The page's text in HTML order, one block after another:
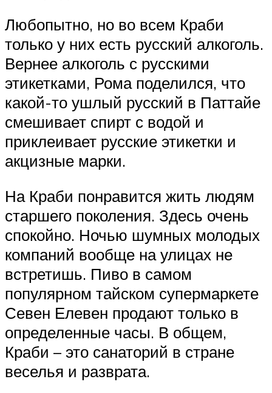
Любопытно, но во всем Краби
только у них есть русский алкоголь.
Вернее алкоголь с русскими
этикетками, Рома поделился, что
какой-то ушлый русский в Паттайе
смешивает спирт с водой и
приклеивает русские этикетки и
акцизные марки.
На Краби понравится жить людям
старшего поколения. Здесь очень
спокойно. Ночью шумных молодых
компаний вообще на улицах не
встретишь. Пиво в самом
популярном тайском супермаркете
Севен Елевен продают только в
определенные часы. В общем,
Краби – это санаторий в стране
веселья и разврата.